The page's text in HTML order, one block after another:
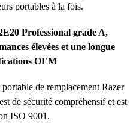
portables à la fois.
Professional grade A,
élevées et une longue
OEM
de remplacement Razer
de sécurité compréhensif et est
ISO 9001.